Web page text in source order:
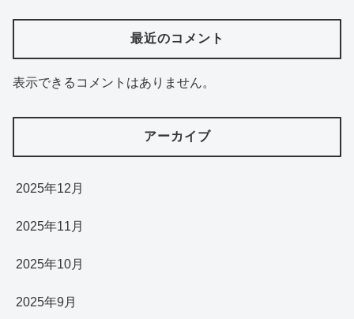
最近のコメント
表示できるコメントはありません。
アーカイブ
2025年12月
2025年11月
2025年10月
2025年9月